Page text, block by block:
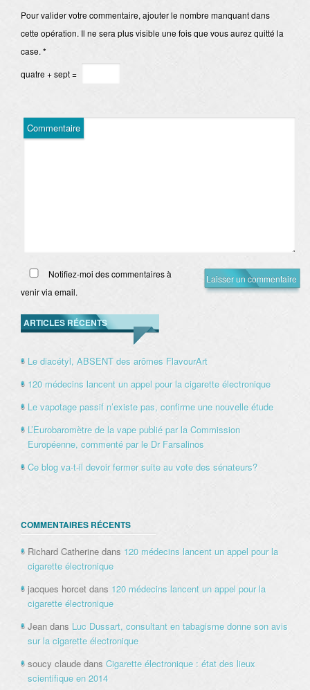
Pour valider votre commentaire, ajouter le nombre manquant dans
cette opération. Il ne sera plus visible une fois que vous aurez quitté la
case. *
quatre + sept =
Commentaire
Notifiez-moi des commentaires à
venir via email.
ARTICLES RÉCENTS
Le diacétyl, ABSENT des arômes FlavourArt
120 médecins lancent un appel pour la cigarette électronique
Le vapotage passif n’existe pas, confirme une nouvelle étude
L’Eurobaromètre de la vape publié par la Commission
Européenne, commenté par le Dr Farsalinos
Ce blog va-t-il devoir fermer suite au vote des sénateurs?
COMMENTAIRES RÉCENTS
Richard Catherine dans 120 médecins lancent un appel pour la
cigarette électronique
jacques horcet dans 120 médecins lancent un appel pour la
cigarette électronique
Jean dans Luc Dussart, consultant en tabagisme donne son avis
sur la cigarette électronique
soucy claude dans Cigarette électronique : état des lieux
scientifique en 2014